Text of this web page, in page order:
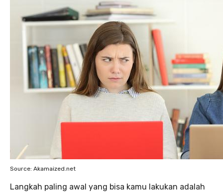
Source: Akamaized.net
Langkah paling awal yang bisa kamu lakukan adalah